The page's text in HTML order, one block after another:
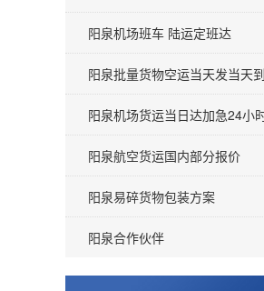
阳泉机场班车 陆运定班达
阳泉批量货物空运当天发当天到
阳泉机场货运当日达加急24小
阳泉航空货运国内部分报价
阳泉易碎货物包装方案
阳泉合作伙伴